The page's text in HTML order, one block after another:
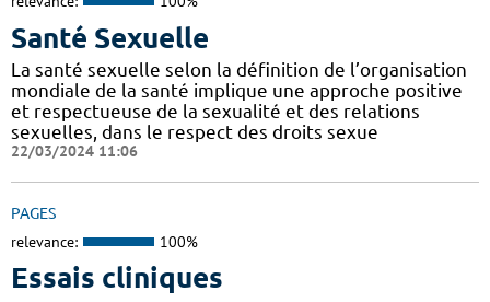
Santé Sexuelle
La santé sexuelle selon la définition de l’organisation
mondiale de la santé implique une approche positive
et respectueuse de la sexualité et des relations
sexuelles, dans le respect des droits sexue
22/03/2024 11:06
PAGES
relevance: 100%
Essais cliniques